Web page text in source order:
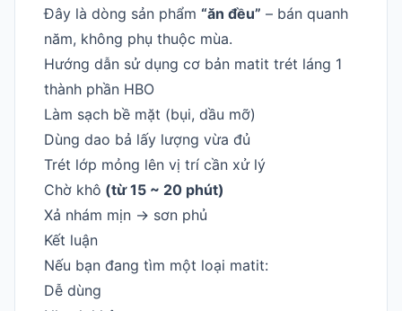
Đây là dòng sản phẩm “ăn đều” – bán quanh
năm, không phụ thuộc mùa.
Hướng dẫn sử dụng cơ bản matit trét láng 1
thành phần HBO
Làm sạch bề mặt (bụi, dầu mỡ)
Dùng dao bả lấy lượng vừa đủ
Trét lớp mỏng lên vị trí cần xử lý
Chờ khô (từ 15 ~ 20 phút)
Xả nhám mịn -> sơn phủ
Kết luận
Nếu bạn đang tìm một loại matit:
Dễ dùng